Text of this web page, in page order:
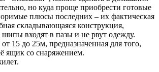
но куда проще приобрести готовые
плюсы последних – их фактическая
складывающаяся конструкция,
шипы входят в пазы и не рвут одежду.
15 до 25м, предназначенная для того,
ящик со снаряжением.